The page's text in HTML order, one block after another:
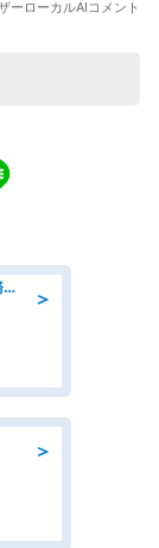
＞
09月開始/総合設備会社での営業・事務のお仕事/車通勤可/賞与あり/営業/営業事務
＞